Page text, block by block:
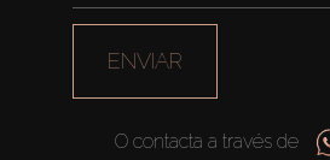
ENVIAR
O contacta a través de